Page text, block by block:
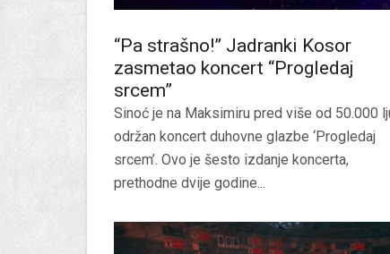
“Pa strašno!” Jadranki Kosor
zasmetao koncert “Progledaj
srcem”
Sinoć je na Maksimiru pred više od 50.000
održan koncert duhovne glazbe ‘Progledaj
srcem’. Ovo je šesto izdanje koncerta,
prethodne dvije godine...